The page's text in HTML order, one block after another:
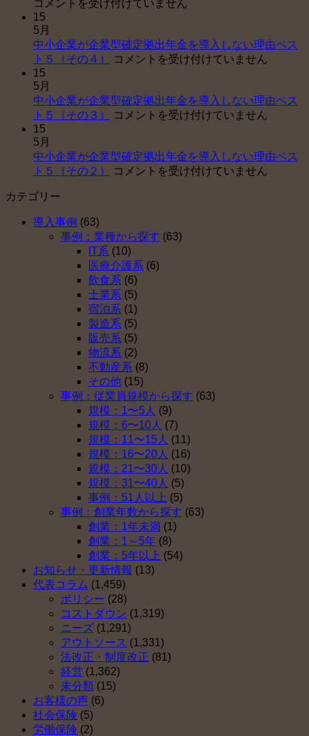
申
ー
コメントを受け付けていません
15
5月
中小企業が企業型確定拠出年金を導入しない理由ベス
ト５（その４）
中
業
が
型
確
年
金
を
導
入
し
な
い
理
由
ベ
ス
ト
５
（そ
の
４）
は
コメントを受け付けていません
15
5月
中小企業が企業型確定拠出年金を導入しない理由ベス
ト５（その３）
中
業
が
確
定
拠
出
年
金
を
導
入
し
な
い
理
由
ベ
ス
ト
５
（そ
の
３）
は
コメントを受け付けていません
15
5月
中小企業が企業型確定拠出年金を導入しない理由ベス
ト５（その２）
中
企
業
型
確
定
拠
出
年
金
を
導
入
し
な
い
理
由
ベ
ス
ト
５
（そ
の
２）
は
コメントを受け付けていません
カテゴリー
導入事例 (63)
事例：業種から探す (63)
IT系 (10)
医療介護系 (6)
飲食系 (6)
士業系 (5)
宿泊系 (1)
製造系 (5)
販売系 (5)
物流系 (2)
不動産系 (8)
その他 (15)
事例：従業員規模から探す (63)
規模：1〜5人 (9)
規模：6〜10人 (7)
規模：11〜15人 (11)
規模：16〜20人 (16)
規模：21〜30人 (10)
規模：31〜40人 (5)
事例：51人以上 (5)
事例：創業年数から探す (63)
創業：1年未満 (1)
創業：1～5年 (8)
創業：5年以上 (54)
お知らせ・更新情報 (13)
代表コラム (1,459)
ポリシー (28)
コストダウン (1,319)
ニーズ (1,291)
アウトソース (1,331)
法改正・制度改正 (81)
経営 (1,362)
未分類 (15)
お客様の声 (6)
社会保険 (5)
労働保険 (2)